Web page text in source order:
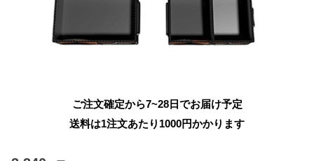
ご注文確定から7~28日でお届け予定
送料は1注文あたり 1000円かかります